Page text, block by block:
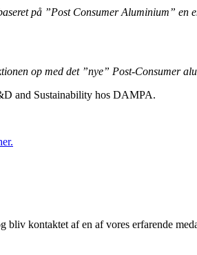
på ”Post Consumer Aluminium”
op med det ”nye” Post-Consumer
and Sustainability hos DAMPA.
kontaktet af en af vores erfarende